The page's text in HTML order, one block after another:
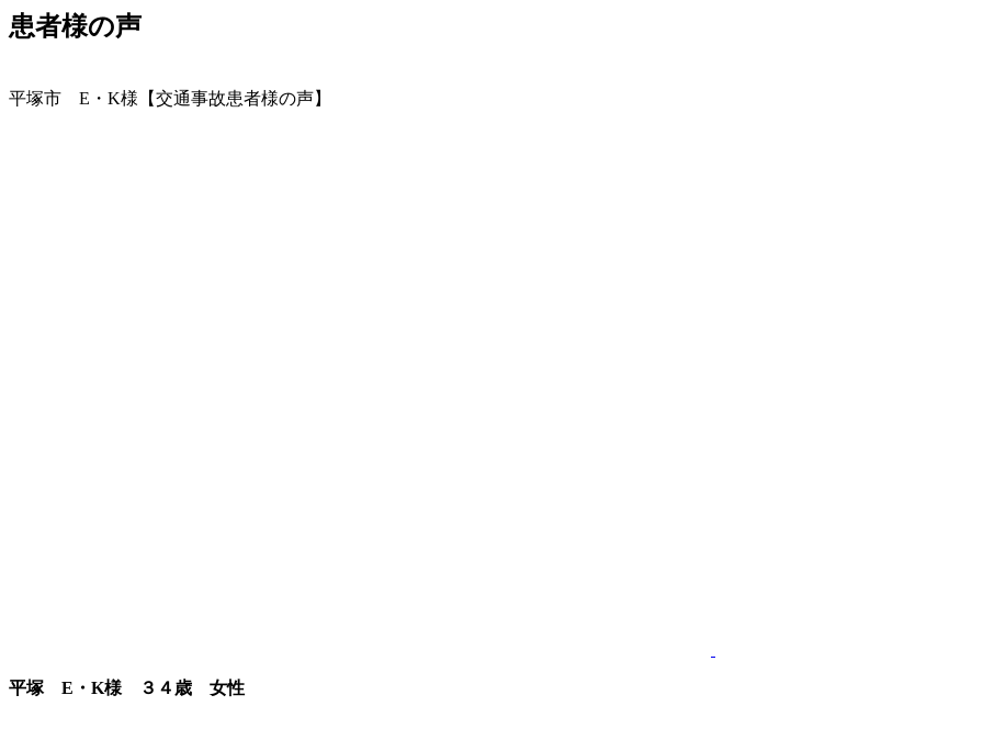
患者様の声
平塚市 E・K様【交通事故患者様の声】
平塚 E・K様 ３４歳 女性